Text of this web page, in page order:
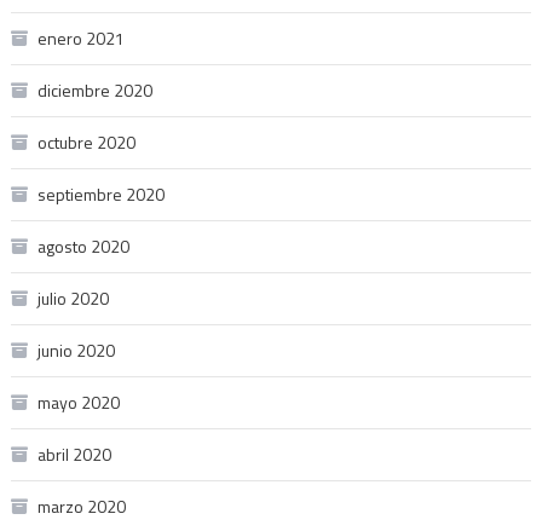
enero 2021
diciembre 2020
octubre 2020
septiembre 2020
agosto 2020
julio 2020
junio 2020
mayo 2020
abril 2020
marzo 2020